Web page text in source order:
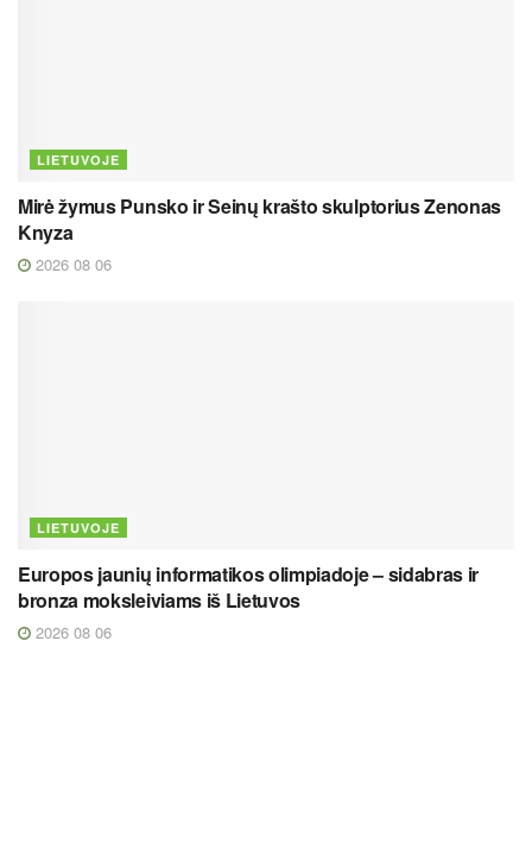
LIETUVOJE
Mirė žymus Punsko ir Seinų krašto skulptorius Zenonas
Knyza
2026 08 06
LIETUVOJE
Europos jaunių informatikos olimpiadoje – sidabras ir
bronza moksleiviams iš Lietuvos
2026 08 06